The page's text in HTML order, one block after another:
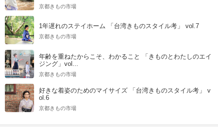
京都きもの市場
1年遅れのステイホーム 「台湾きものスタイル考」 vol.7
京都きもの市場
年齢を重ねたからこそ、わかること 「きものとわたしのエイ
ジング」vol...
京都きもの市場
好きな着姿のためのマイサイズ 「台湾きものスタイル考」 v
ol.6
京都きもの市場